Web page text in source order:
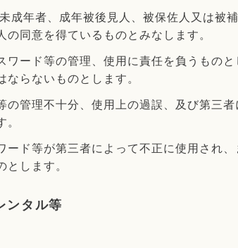
成年者、成年被後見人、被保佐人又は被
の同意を得ているものとみなします。
ード等の管理、使用に責任を負うもの
らないものとします。
管理不十分、使用上の過誤、及び第三
ド等が第三者によって不正に使用され
します。
ンタル等